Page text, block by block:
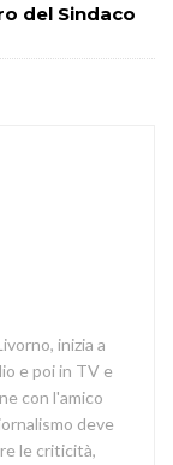
del Sindaco
inizia a
e poi in TV e
con l'amico
deve
le criticità,